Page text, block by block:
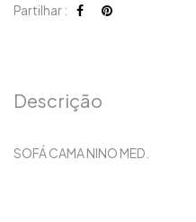
Partilhar :
Descrição
SOFÁ CAMA NINO MED.